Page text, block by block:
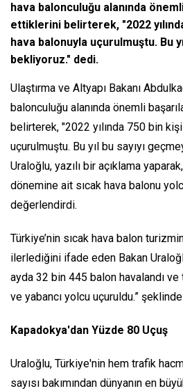
hava balonculuğu alanında
ettiklerini belirterek, "2022
hava balonuyla uçurulmuştu. Bu
bekliyoruz." dedi.
Ulaştırma ve Altyapı Bakanı
balonculuğu alanında önemli
belirterek, "2022 yılında 750 bin
uçurulmuştu. Bu yıl bu sayıyı
Uraloğlu, yazılı bir açıklama
dönemine ait sıcak hava balonu
değerlendirdi.
Türkiye’nin sıcak hava balon
ilerlediğini ifade eden Bakan
ayda 32 bin 445 balon havalandı
ve yabancı yolcu uçuruldu.”
Kapadokya'dan Yüzde 80 Uçuş
Uraloğlu, Türkiye'nin hem trafik
sayısı bakımından dünyanın en